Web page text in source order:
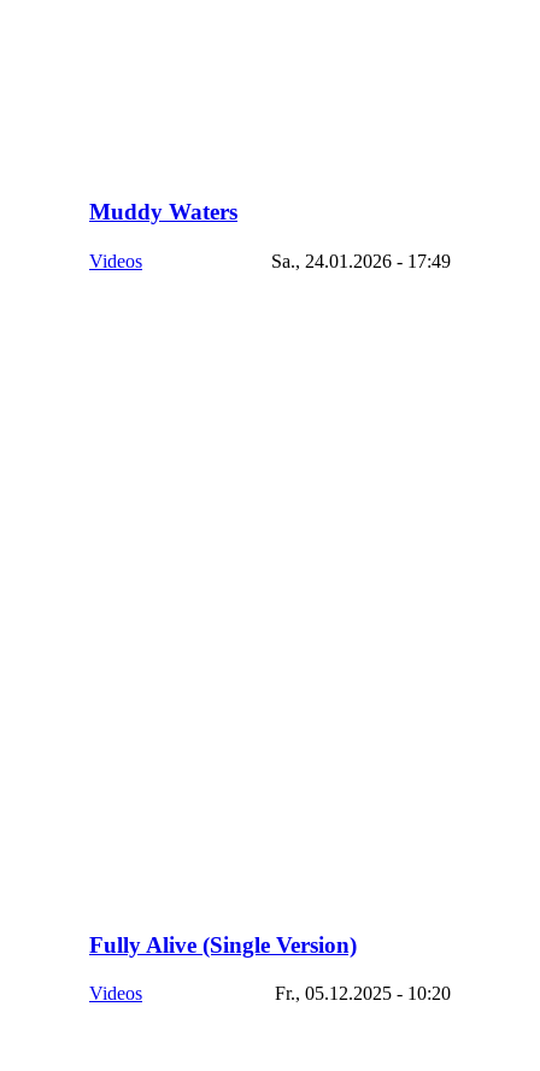
Muddy Waters
Videos Sa., 24.01.2026 - 17:49
Fully Alive (Single Version)
Videos Fr., 05.12.2025 - 10:20